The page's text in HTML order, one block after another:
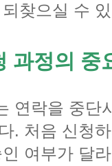
찾으실 수
과정의 중
연락을 중단
. 처음 신청
여부가 달